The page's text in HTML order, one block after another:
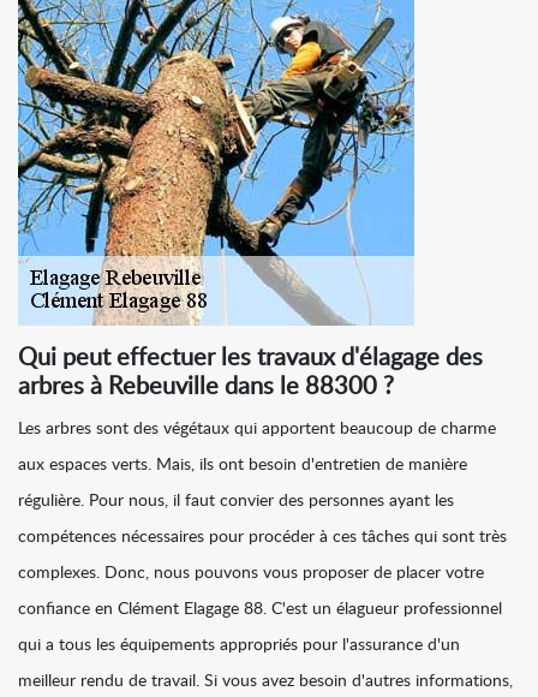
Qui peut effectuer les travaux d'élagage des
arbres à Rebeuville dans le 88300 ?
Les arbres sont des végétaux qui apportent beaucoup de charme
aux espaces verts. Mais, ils ont besoin d'entretien de manière
régulière. Pour nous, il faut convier des personnes ayant les
compétences nécessaires pour procéder à ces tâches qui sont très
complexes. Donc, nous pouvons vous proposer de placer votre
confiance en Clément Elagage 88. C'est un élagueur professionnel
qui a tous les équipements appropriés pour l'assurance d'un
meilleur rendu de travail. Si vous avez besoin d'autres informations,